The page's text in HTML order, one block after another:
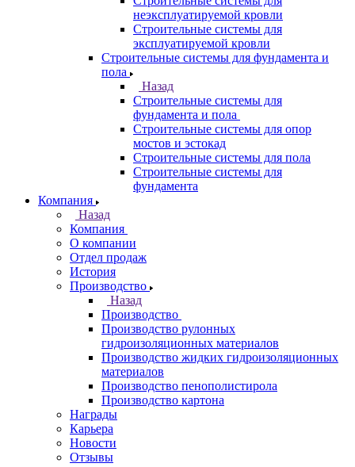
неэксплуатируемой кровли
Строительные системы для
эксплуатируемой кровли
Строительные системы для фундамента и
пола
Назад
Строительные системы для
фундамента и пола
Строительные системы для опор
мостов и эстокад
Строительные системы для пола
Строительные системы для
фундамента
Компания
Назад
Компания
О компании
Отдел продаж
История
Производство
Назад
Производство
Производство рулонных
гидроизоляционных материалов
Производство жидких гидроизоляционных
материалов
Производство пенополистирола
Производство картона
Награды
Карьера
Новости
Отзывы